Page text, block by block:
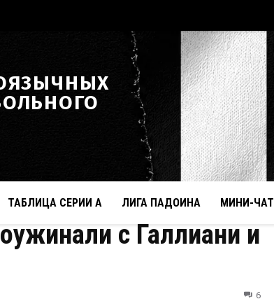
ТАБЛИЦА СЕРИИ А ЛИГА ПАДОИНА МИНИ-ЧАТ
с Галлиани и
6